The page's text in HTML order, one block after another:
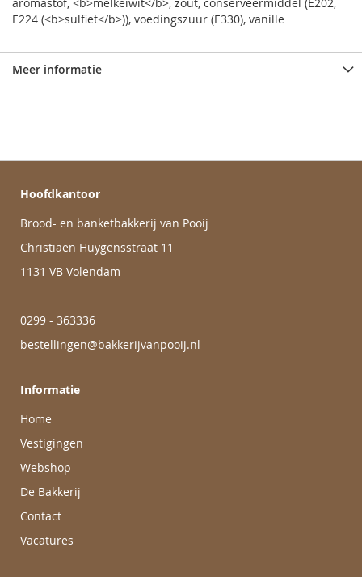
E224 (<b>sulfiet</b>)), voedingszuur (E330), vanille
Meer informatie
Hoofdkantoor
Brood- en banketbakkerij van Pooij
Christiaen Huygensstraat 11
1131 VB Volendam
0299 - 363336
bestellingen@bakkerijvanpooij.nl
Informatie
Home
Vestigingen
Webshop
De Bakkerij
Contact
Vacatures